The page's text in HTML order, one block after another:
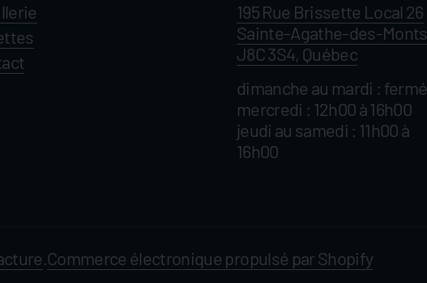
195 Rue Brissette Local 26
Sainte-Agathe-des-Monts
J8C 3S4, Québec
dimanche au mardi : fermé
mercredi : 12h00 à 16h00
jeudi au samedi : 11h00 à
16h00
Commerce électronique propulsé par Shopify